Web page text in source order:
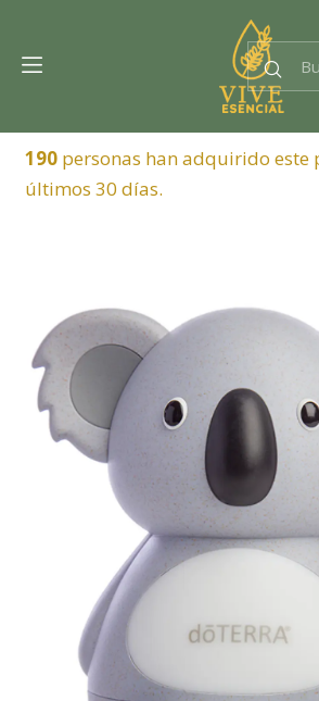
190personas han adquirido este
últimos 30 días.
Dra. EsencIAl
Experta en bienestar